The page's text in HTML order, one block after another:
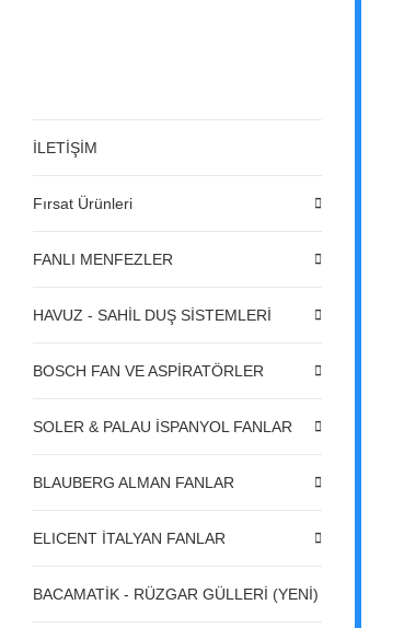
İLETİŞİM
Fırsat Ürünleri
FANLI MENFEZLER
HAVUZ - SAHİL DUŞ SİSTEMLERİ
BOSCH FAN VE ASPİRATÖRLER
SOLER & PALAU İSPANYOL FANLAR
BLAUBERG ALMAN FANLAR
ELICENT İTALYAN FANLAR
BACAMATİK - RÜZGAR GÜLLERİ (YENİ)